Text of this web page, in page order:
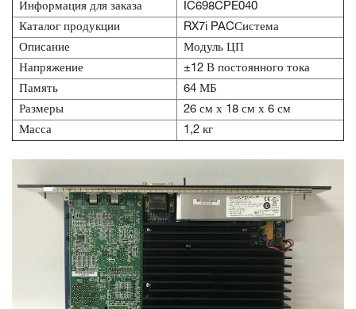
Информация для заказа
IC698CPE040
Каталог продукции
RX7i PACСистема
Описание
Модуль ЦП
Напряжение
±12 В постоянного тока
Память
64 МБ
Размеры
26 см х 18 см х 6 см
Масса
1,2 кг